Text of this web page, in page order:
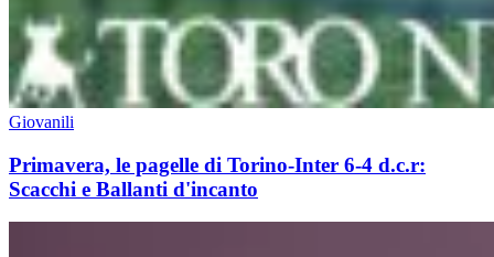
Giovanili
Primavera, le pagelle di Torino-Inter 6-4 d.c.r:
Scacchi e Ballanti d'incanto